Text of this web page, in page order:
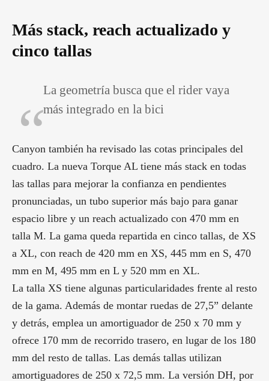
Más stack, reach actualizado y
cinco tallas
La geometría busca que el rider vaya
más integrado en la bici
Canyon también ha revisado las cotas principales del
cuadro. La nueva Torque AL tiene más stack en todas
las tallas para mejorar la confianza en pendientes
pronunciadas, un tubo superior más bajo para ganar
espacio libre y un reach actualizado con 470 mm en
talla M. La gama queda repartida en cinco tallas, de XS
a XL, con reach de 420 mm en XS, 445 mm en S, 470
mm en M, 495 mm en L y 520 mm en XL.
La talla XS tiene algunas particularidades frente al resto
de la gama. Además de montar ruedas de 27,5” delante
y detrás, emplea un amortiguador de 250 x 70 mm y
ofrece 170 mm de recorrido trasero, en lugar de los 180
mm del resto de tallas. Las demás tallas utilizan
amortiguadores de 250 x 72,5 mm. La versión DH, por